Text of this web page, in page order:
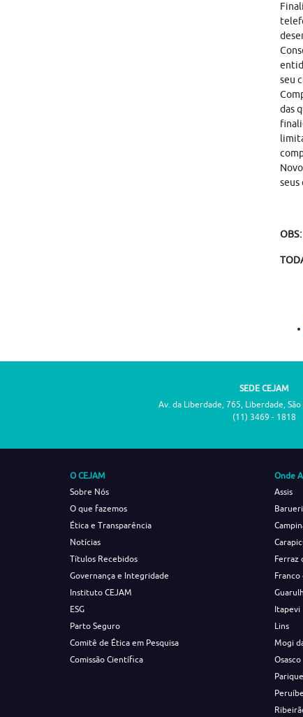
seu
das
seus
SEDE CEJAM
Av. da Liberdade, 765, Liberdade,
(11) 3469 - 1818
O CEJAM
Sobre Nós
O que fazemos
Ética e Transparência
Notícias
Títulos Recebidos
Governança e Integridade
Instituto CEJAM
ESG
Parto Seguro
Comitê de Ética em Pesquisa
Comissão Científica
Onde
Assis
Barueri
Ferraz
Franco
Itapevi
Lins
Mogi
Osasco
Peruíbe